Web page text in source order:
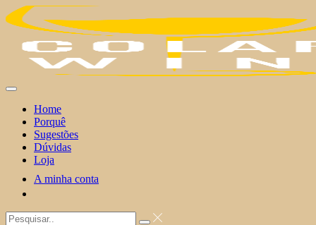
Skip
to
Home
Porquê
Sugestões
Dúvidas
Loja
A minha conta